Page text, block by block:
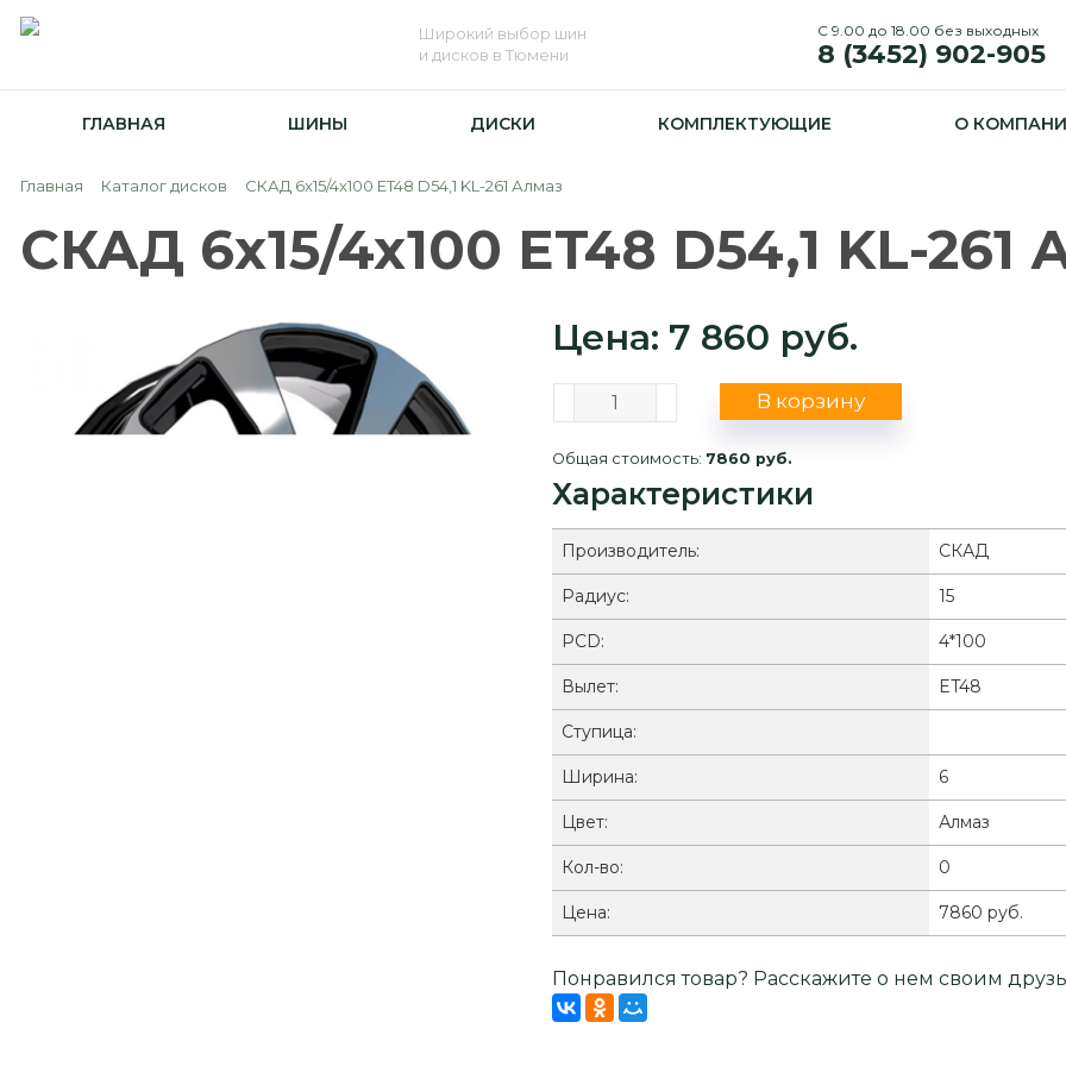
Широкий выбор шин
и дисков в Тюмени
С 9.00 до 18.00 без выходных
8 (3452) 902-905
ГЛАВНАЯ ШИНЫ ДИСКИ КОМПЛЕКТУЮЩИЕ О
Главная Каталог дисков СКАД 6x15/4x100 ET48 D54,1 KL-261 Алмаз
СКАД 6x15/4x100 ET48 D54,1 KL-261
Цена: 7 860 руб.
В корзину
Общая стоимость: 7860 руб.
Характеристики
Производитель: СКАД
Радиус: 15
PCD: 4*100
Вылет: ET48
Ступица:
Ширина: 6
Цвет: Алмаз
Кол-во: 0
Цена: 7860 руб.
Понравился товар? Расскажите о нем своим